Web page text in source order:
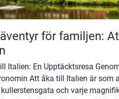
för familjen:
Italien: En Upptäcktsresa
Att åka till Italien är som
och varje